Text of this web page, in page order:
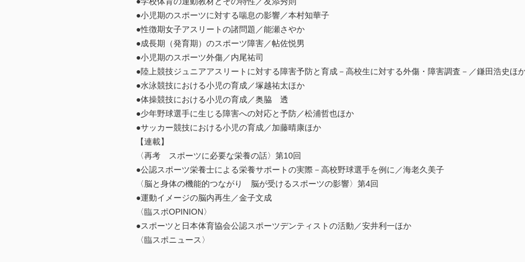
●小児期のスポーツに対する喘息の影響／本村知華子
●性徴期女子アスリートの諸問題／能瀬さやか
●成長期（発育期）のスポーツ障害／帖佐悦男
●小児期のスポーツ外傷／内尾祐司
●陸上競技ジュニアアスリートに対する障害予防と育成－高校生に対する外傷・障害調査－／鎌田浩史ほ
●水泳競技における小児の育成／塚越祐太ほか
●体操競技における小児の育成／奥脇 透
●少年野球選手に生じる障害への対応と予防／松浦哲也ほか
●サッカー競技における小児の育成／加藤晴康ほか
【連載】
〈再考 スポーツに必要な栄養の話〉第10回
●公認スポーツ栄養士による栄養サポートの実際－高校野球選手を例に／海老久美子
〈脳と身体の機能的つながり 脳が受けるスポーツの影響〉第4回
●運動イメージの脳内再生／金子文成
〈臨スポOPINION〉
●スポーツと日本体育協会公認スポーツデンティストの活動／安井利一ほか
〈臨スポニュース〉